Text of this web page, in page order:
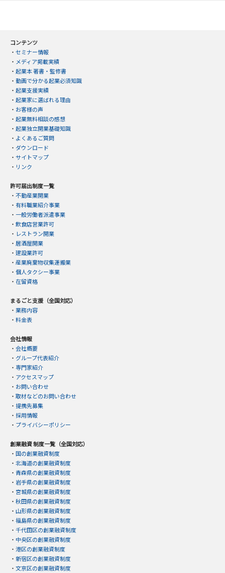
コンテンツ
・ セミナー情報
・ メディア掲載実績
・ 起業本 著書・監修書
・ 動画で分かる起業必須知識
・ 起業支援実績
・ 起業家に選ばれる理由
・ お客様の声
・ 起業無料相談の感想
・ 起業独立開業基礎知識
・ よくあるご質問
・ ダウンロード
・ サイトマップ
・ リンク
許可届出制度一覧
・ 不動産業開業
・ 有料職業紹介事業
・ 一般労働者派遣事業
・ 飲食店営業許可
・ レストラン開業
・ 居酒屋開業
・ 建設業許可
・ 産業廃棄物収集運搬業
・ 個人タクシー事業
・ 在留資格
まるごと支援（全国対応）
・ 業務内容
・ 料金表
会社情報
・ 会社概要
・ グループ代表紹介
・ 専門家紹介
・ アクセスマップ
・ お問い合わせ
・ 取材などのお問い合わせ
・ 提携先募集
・ 採用情報
・ プライバシーポリシー
創業融資 制度一覧（全国対応）
・ 国の創業融資制度
・ 北海道の創業融資制度
・ 青森県の創業融資制度
・ 岩手県の創業融資制度
・ 宮城県の創業融資制度
・ 秋田県の創業融資制度
・ 山形県の創業融資制度
・ 福島県の創業融資制度
・ 千代田区の創業融資制度
・ 中央区の創業融資制度
・ 港区の創業融資制度
・ 新宿区の創業融資制度
・ 文京区の創業融資制度